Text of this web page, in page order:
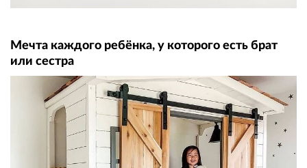
Мечта каждого ребёнка, у которого есть брат
или сестра